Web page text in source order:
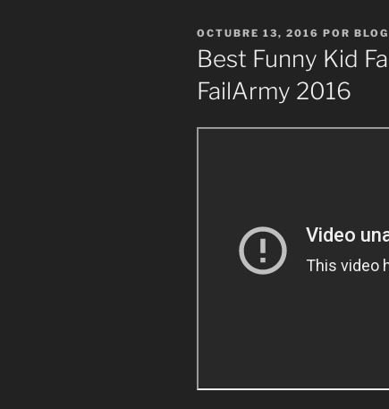
PUBLICADO
EL
OCTUBRE 13, 2016 POR BLOG
Best Funny Kid
FailArmy 2016